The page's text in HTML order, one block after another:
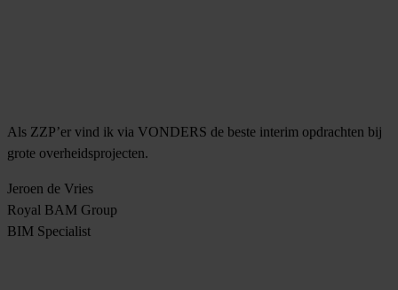
Als ZZP’er vind ik via VONDERS de beste interim opdrachten bij
grote overheidsprojecten.
Jeroen de Vries
Royal BAM Group
BIM Specialist